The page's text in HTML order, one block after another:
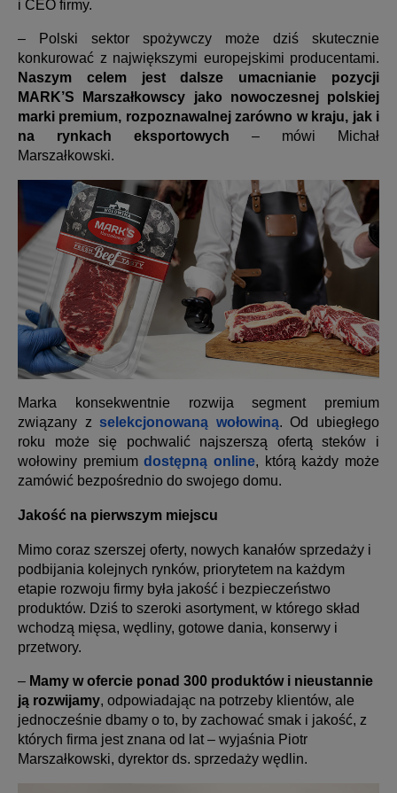
i CEO firmy.
– Polski sektor spożywczy może dziś skutecznie
konkurować z największymi europejskimi producentami.
Naszym celem jest dalsze umacnianie pozycji
MARK’S Marszałkowscy jako nowoczesnej polskiej
marki premium, rozpoznawalnej zarówno w kraju, jak i
na rynkach eksportowych – mówi Michał
Marszałkowski.
Marka konsekwentnie rozwija segment premium
związany zselekcjonowaną wołowiną. Od ubiegłego
roku może się pochwalić najszerszą ofertą steków i
wołowiny premiumdostępną online, którą każdy może
zamówić bezpośrednio do swojego domu.
Jakość na pierwszym miejscu
Mimo coraz szerszej oferty, nowych kanałów sprzedaży i
podbijania kolejnych rynków, priorytetem na każdym
etapie rozwoju firmy była jakość i bezpieczeństwo
produktów. Dziś to szeroki asortyment, w którego skład
wchodzą mięsa, wędliny, gotowe dania, konserwy i
przetwory.
– Mamy w ofercie ponad 300 produktów i nieustannie
ją rozwijamy, odpowiadając na potrzeby klientów, ale
jednocześnie dbamy o to, by zachować smak i jakość, z
których firma jest znana od lat – wyjaśnia Piotr
Marszałkowski, dyrektor ds. sprzedaży wędlin.